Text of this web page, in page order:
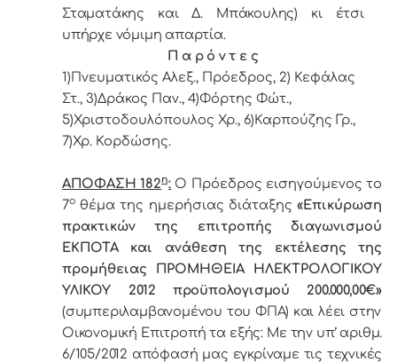
Σταματάκης και Δ. Μπάκουλης) κι έτσι
υπήρχε vόμιμη απαρτία.
Π α ρ ό ν τ ε ς
1)Πνευματικός Αλεξ., Πρόεδρoς, 2) Κεφάλας
Στ., 3)Δράκος Παν., 4)Φόρτης Φώτ.,
5)Χριστοδουλόπουλος Χρ., 6)Καρπούζης Γρ.,
7)Χρ. Κορδώσης.
ΑΠΟΦΑΣΗ 182η: Ο Πρόεδρος εισηγούμενος το
7ο θέμα της ημερήσιας διάταξης«Επικύρωση
πρακτικών της επιτροπής διαγωνισμού
ΕΚΠΟΤΑ και ανάθεση της εκτέλεσης της
προμήθειας
ΠΡΟΜΗΘΕΙΑ ΗΛΕΚΤΡΟΛΟΓΙΚΟΥ
ΥΛΙΚΟΥ 2012
προϋπολογισμού 200.000,00€»
(συμπεριλαμβανομένου του ΦΠΑ) και λέει στην
Οικονομική Επιτροπή τα εξής: Με την υπ’ αριθμ.
6/105/2012 απόφασή μας εγκρίναμε τις τεχνικές